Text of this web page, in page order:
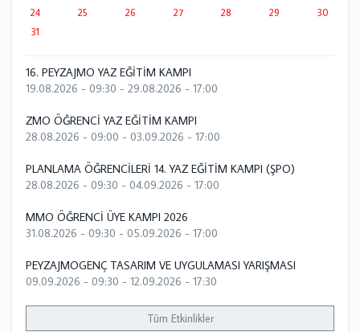
24
25 26 27 28 29
30
31
16. PEYZAJMO YAZ EĞİTİM KAMPI
19.08.2026 - 09:30 - 29.08.2026 - 17:00
ZMO ÖĞRENCİ YAZ EĞİTİM KAMPI
28.08.2026 - 09:00 - 03.09.2026 - 17:00
PLANLAMA ÖĞRENCİLERİ 14. YAZ EĞİTİM KAMPI (ŞPO)
28.08.2026 - 09:30 - 04.09.2026 - 17:00
MMO ÖĞRENCİ ÜYE KAMPI 2026
31.08.2026 - 09:30 - 05.09.2026 - 17:00
PEYZAJMOGENÇ TASARIM VE UYGULAMASI YARIŞMASI
09.09.2026 - 09:30 - 12.09.2026 - 17:30
Tüm Etkinlikler